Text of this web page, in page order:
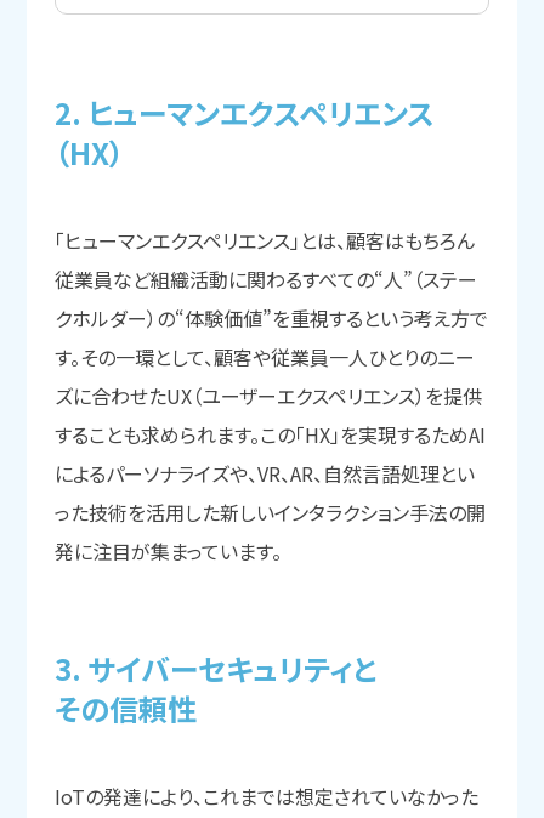
2. ヒューマンエクスペリエンス
（HX）
「ヒューマンエクスペリエンス」とは、顧客はもちろん
従業員など組織活動に関わるすべての“人”（ステー
クホルダー）の“体験価値”を重視するという考え方で
す。その一環として、顧客や従業員一人ひとりのニー
ズに合わせたUX（ユーザーエクスペリエンス）を提供
することも求められます。この「HX」を実現するためAI
によるパーソナライズや、VR、AR、自然言語処理とい
った技術を活用した新しいインタラクション手法の開
発に注目が集まっています。
3. サイバーセキュリティと
その信頼性
IoTの発達により、これまでは想定されていなかった